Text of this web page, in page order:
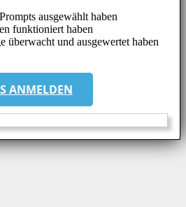
ausgewählt haben
funktioniert haben
überwacht und ausgewertet haben
ANMELDEN